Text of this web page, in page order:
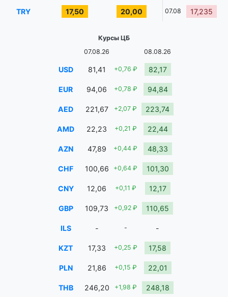
TRY 17,50 20,00 07.08 17,235
Курсы ЦБ
07.08.26
08.08.26
USD 81,41 +0,76 ₽ 82,17
EUR 94,06 +0,78 ₽ 94,84
AED 221,67 +2,07 ₽ 223,74
AMD 22,23 +0,21 ₽ 22,44
AZN 47,89 +0,44 ₽ 48,33
CHF 100,66 +0,64 ₽ 101,30
CNY 12,06 +0,11 ₽ 12,17
GBP 109,73 +0,92 ₽ 110,65
ILS - - -
KZT 17,33 +0,25 ₽ 17,58
PLN 21,86 +0,15 ₽ 22,01
THB 246,20 +1,98 ₽ 248,18